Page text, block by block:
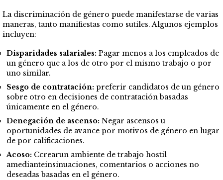
La discriminación de género puede manifestarse de varias
maneras, tanto manifiestas como sutiles. Algunos ejemplos
incluyen:
Disparidades salariales: Pagar menos a los empleados de
un género que a los de otro por el mismo trabajo o por
uno similar.
Sesgo de contratación: preferir candidatos de un género
sobre otro en decisiones de contratación basadas
únicamente en el género.
Denegación de ascenso: Negar ascensos u
oportunidades de avance por motivos de género en lugar
de por calificaciones.
Acoso: Ccrearun ambiente de trabajo hostil
amedianteinsinuaciones, comentarios o acciones no
deseadas basadas en el género.